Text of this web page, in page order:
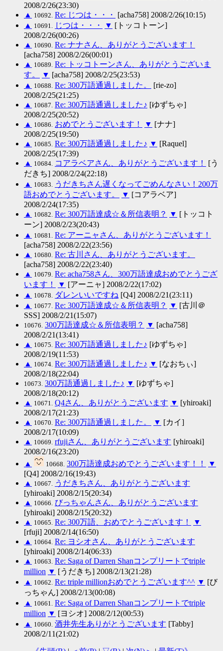
2008/2/26(23:30)
▲ 10692. Re: じつは・・・
[acha758] 2008/2/26(10:15)
▲ 10691. じつは・・・ ▼ [トッコトーン]
2008/2/26(00:26)
▲ 10690. Re: ナナさん、ありがとうございます！
[acha758] 2008/2/26(00:01)
▲ 10689. Re: トッコトーンさん、ありがとうございま
す。
▼ [acha758] 2008/2/25(23:53)
▲ 10688. Re: 300万語通過しました。
[rie-zo]
2008/2/25(21:25)
▲ 10687. Re: 300万語通過しました♪ [ゆずちゃ]
2008/2/25(20:52)
▲ 10686. おめでとうございます！ ▼ [ナナ]
2008/2/25(19:50)
▲ 10685. Re: 300万語通過しました♪ ▼ [Raquel]
2008/2/25(17:39)
▲ 10684. コアラベアさん、ありがとうございます！
[う
だきち] 2008/2/24(22:18)
▲ 10683.
うだきちさん遅くなってごめんなさい！200万
語おめでとうございます。
▼ [コアラベア]
2008/2/24(17:35)
▲ 10682. Re: 300万語達成☆＆所信表明？ ▼ [トッコト
ーン] 2008/2/23(20:43)
▲ 10681.
Re: アーニャさん、ありがとうございます！
[acha758] 2008/2/22(23:56)
▲ 10680. Re: 古川さん、ありがとうございます。
[acha758] 2008/2/22(23:40)
▲ 10679. Re: acha758さん、300万語達成おめでとうござ
います！
▼ [アーニャ] 2008/2/22(17:02)
▲ 10678. ダレンいいですね [Q4] 2008/2/21(23:11)
▲ 10677. Re: 300万語達成☆＆所信表明？ ▼ [古川＠
SSS] 2008/2/21(15:07)
10676. 300万語達成☆＆所信表明？ ▼ [acha758]
2008/2/21(13:41)
▲ 10675. Re: 300万語通過しました♪ [ゆずちゃ]
2008/2/19(11:53)
▲ 10674. Re: 300万語通過しました♪ ▼ [なおちぃ]
2008/2/18(22:04)
10673. 300万語通過しました♪ ▼ [ゆずちゃ]
2008/2/18(20:12)
▲ 10671. Q4さん、ありがとうございます ▼ [yhiroaki]
2008/2/17(21:23)
▲ 10670. Re: 300万語通過しました。 ▼ [カイ]
2008/2/17(10:09)
▲ 10669. rfujiさん、ありがとうございます [yhiroaki]
2008/2/16(23:20)
▲
10668. 300万語達成おめでとうございます！！
▼
[Q4] 2008/2/16(19:43)
▲ 10667.
うだきちさん、ありがとうございます
[yhiroaki] 2008/2/15(20:34)
▲ 10666. びっちゃんさん、ありがとうございます
[yhiroaki] 2008/2/15(20:32)
▲ 10665. Re: 300万語、おめでとうございます！
▼
[rfuji] 2008/2/14(16:50)
▲ 10664. Re: ヨシオさん、ありがとうございます
[yhiroaki] 2008/2/14(06:33)
▲ 10663. Re: Saga of Darren Shanコンプリートでtriple
million ▼ [うだきち] 2008/2/13(21:28)
▲ 10662. Re: triple millionおめでとうございます^^ ▼ [び
っちゃん] 2008/2/13(00:08)
▲ 10661.
Re: Saga of Darren Shanコンプリートでtriple
million ▼ [ヨシオ] 2008/2/12(00:53)
▲ 10660. 酒井先生ありがとうございます [Tabby]
2008/2/11(21:02)